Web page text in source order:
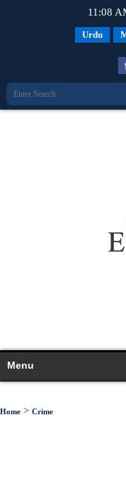
11:08
Urdu
Menu
Home > Crime